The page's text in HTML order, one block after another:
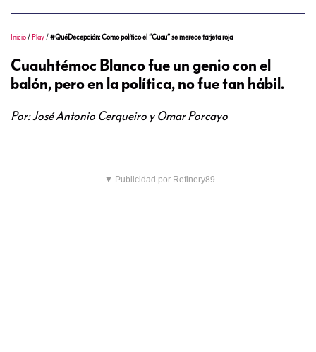
Inicio / Play /#QuéDecepción: Como político el “Cuau” se merece tarjeta roja
Cuauhtémoc Blanco fue un genio con el
balón, pero en la política, no fue tan hábil.
Por: José Antonio Cerqueiro y Omar Porcayo
▼ Publicidad por Refinery89